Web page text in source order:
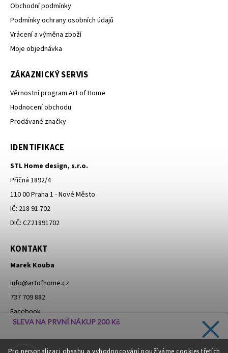
Obchodní podmínky
Podmínky ochrany osobních údajů
Vrácení a výměna zboží
Moje objednávka
ZÁKAZNICKÝ SERVIS
Věrnostní program Art of Home
Hodnocení obchodu
Prodávané značky
IDENTIFIKACE
STL Home design, s.r.o.
Příčná 1892/4
110 00 Praha 1 - Nové Město
IČ: 218 91 702
DIČ: CZ21891702
KONTAKT
Marek Kouba
info@artofhome.cz
737 709 882
Facebook
Instagram
SLEVA NA PRVNÍ NÁKUP 200 Kč